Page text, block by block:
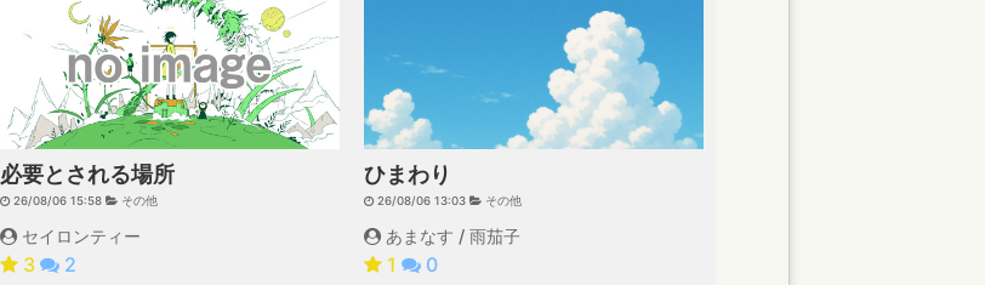
必要とされる場所
26/08/06 15:58 その他
セイロンティー
3 2
ひまわり
26/08/06 13:03 その他
あまなす / 雨茄子
1 0